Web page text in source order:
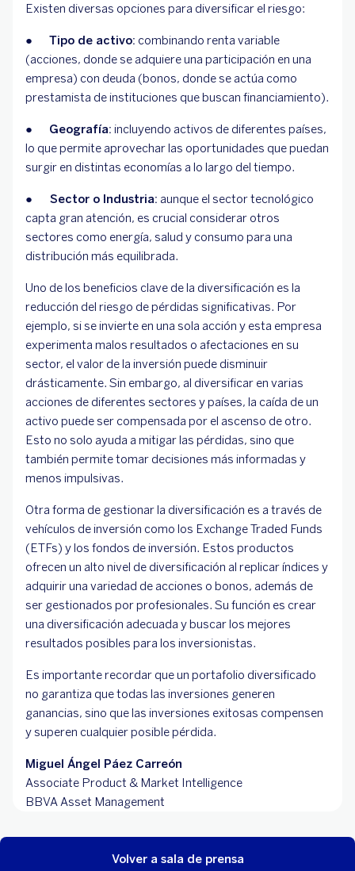
Existen diversas opciones para diversificar el riesgo:
● Tipo de activo: combinando renta variable
(acciones, donde se adquiere una participación en una
empresa) con deuda (bonos, donde se actúa como
prestamista de instituciones que buscan financiamiento).
● Geografía: incluyendo activos de diferentes países,
lo que permite aprovechar las oportunidades que puedan
surgir en distintas economías a lo largo del tiempo.
● Sector o Industria: aunque el sector tecnológico
capta gran atención, es crucial considerar otros
sectores como energía, salud y consumo para una
distribución más equilibrada.
Uno de los beneficios clave de la diversificación es la
reducción del riesgo de pérdidas significativas. Por
ejemplo, si se invierte en una sola acción y esta empresa
experimenta malos resultados o afectaciones en su
sector, el valor de la inversión puede disminuir
drásticamente. Sin embargo, al diversificar en varias
acciones de diferentes sectores y países, la caída de un
activo puede ser compensada por el ascenso de otro.
Esto no solo ayuda a mitigar las pérdidas, sino que
también permite tomar decisiones más informadas y
menos impulsivas.
Otra forma de gestionar la diversificación es a través de
vehículos de inversión como los Exchange Traded Funds
(ETFs) y los fondos de inversión. Estos productos
ofrecen un alto nivel de diversificación al replicar índices y
adquirir una variedad de acciones o bonos, además de
ser gestionados por profesionales. Su función es crear
una diversificación adecuada y buscar los mejores
resultados posibles para los inversionistas.
Es importante recordar que un portafolio diversificado
no garantiza que todas las inversiones generen
ganancias, sino que las inversiones exitosas compensen
y superen cualquier posible pérdida.
Miguel Ángel Páez Carreón
Associate Product & Market Intelligence
BBVA Asset Management
Volver a sala de prensa